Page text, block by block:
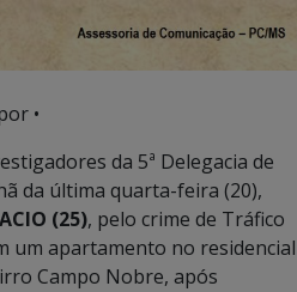
•
da 5ª Delegacia de
da última quarta-feira (20),
(25), pelo crime de Tráfico
um apartamento no residencial
Campo Nobre, após